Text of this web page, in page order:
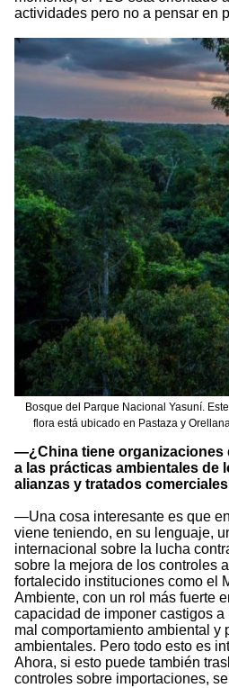
actividades pero no a pensar en
Bosque del Parque Nacional Yasuní.
flora está ubicado en Pastaza y
—¿China tiene organizaciones
a las prácticas ambientales de
alianzas y tratados
—Una cosa interesante es que
viene teniendo, en su lenguaje,
internacional sobre la lucha
sobre la mejora de los controles
fortalecido instituciones como el
Ambiente, con un rol más fuerte
capacidad de imponer castigos
mal comportamiento ambiental y
ambientales. Pero todo esto es
Ahora, si esto puede también
controles sobre importaciones,